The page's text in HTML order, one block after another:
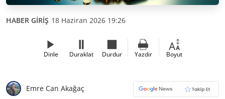
HABER GİRİŞ 18 Haziran 2026 19:26
Dinle Duraklat Durdur Yazdır Boyut
Emre Can Akağaç